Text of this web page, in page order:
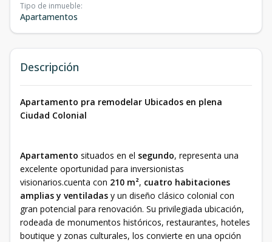
Tipo de inmueble:
Apartamentos
Descripción
Apartamento pra remodelar Ubicados en plena
Ciudad Colonial
Apartamento situados en el segundo, representa una
excelente oportunidad para inversionistas
visionarios.cuenta con 210 m², cuatro habitaciones
amplias y ventiladas y un diseño clásico colonial con
gran potencial para renovación. Su privilegiada ubicación,
rodeada de monumentos históricos, restaurantes, hoteles
boutique y zonas culturales, los convierte en una opción